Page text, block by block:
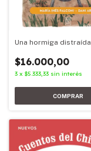
Una hormiga distraída
$16.000,00
3 x $5.333,33 sin interés